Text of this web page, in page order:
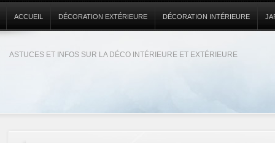
ASTUCES ET INFOS SUR LA DÉCO INTÉRIEURE ET EXTÉRIEURE
ACCUEIL DÉCORATION EXTÉRIEURE DÉCORATION INTÉRIEURE